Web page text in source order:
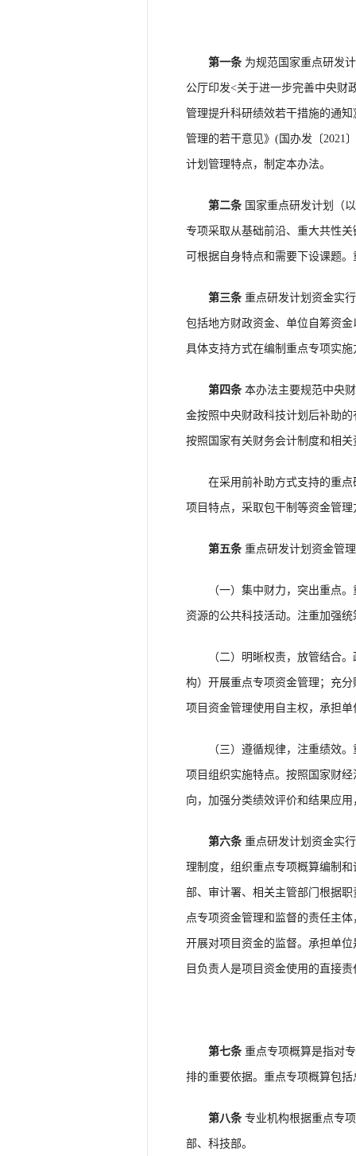
第一条为规范国家重点研发
公厅印发<关于进一步完善中央财
管理提升科研绩效若干措施的通
管理的若干意见》(国办发〔2021
计划管理特点，制定本办法。
第二条国家重点研发计划（
专项采取从基础前沿、重大共性
可根据自身特点和需要下设课题
第三条重点研发计划资金实
包括地方财政资金、单位自筹资
具体支持方式在编制重点专项实
第四条本办法主要规范中央
金按照中央财政科技计划后补助
按照国家有关财务会计制度和相
在采用前补助方式支持的重点
项目特点，采取包干制等资金管理
第五条重点研发计划资金管
（一）集中财力，突出重点。
资源的公共科技活动。注重加强
（二）明晰权责，放管结合。
构）开展重点专项资金管理；充
项目资金管理使用自主权，承担
（三）遵循规律，注重绩效。
项目组织实施特点。按照国家财
向，加强分类绩效评价和结果应
第六条重点研发计划资金实
理制度，组织重点专项概算编制
部、审计署、相关主管部门根据
点专项资金管理和监督的责任主
开展对项目资金的监督。承担单
目负责人是项目资金使用的直接
第七条重点专项概算是指对
排的重要依据。重点专项概算包
第八条专业机构根据重点专
部、科技部。